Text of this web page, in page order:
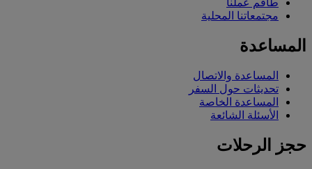
مجتمعاتنا المحلية
المساعدة
المساعدة والاتصال
تحديثات حول السفر
المساعدة الخاصة
الأسئلة الشائعة
حجز الرحلات